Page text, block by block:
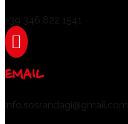
+39 346 822 1541

EMAIL
info.sosrandagi@gmail.com